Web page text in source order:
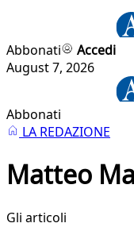
Abbonati
Accedi
August 7, 2026
Abbonati
LA REDAZIONE
Matteo
Gli articoli